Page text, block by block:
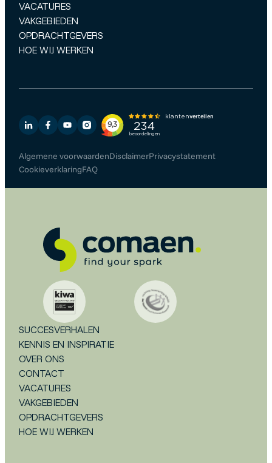
VACATURES
VAKGEBIEDEN
OPDRACHTGEVERS
HOE WIJ WERKEN
Algemene voorwaardenDisclaimerPrivacystatement
CookieverklaringFAQ
SUCCESVERHALEN
KENNIS EN INSPIRATIE
OVER ONS
CONTACT
VACATURES
VAKGEBIEDEN
OPDRACHTGEVERS
HOE WIJ WERKEN